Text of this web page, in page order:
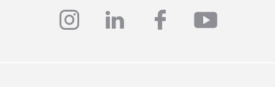
instagram
linkedinfacebook